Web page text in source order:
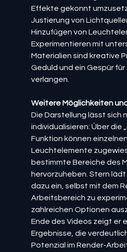
Effekte gekonnt
Justierung von
Hinzufügen von
Experimentieren mit
Materialien sind kreative
Geduld und ein Gespür
verlangen.
Weitere Möglichkeiten
Die Darstellung lässt sich
individualisieren: Über die
Funktion können
Leuchtelemente
bestimmte Bereiche des
hervorzuheben. Stern
dazu ein, selbst mit dem
Arbeitsbereich zu
zahlreichen Optionen
Ende des Videos zeigt er
Ergebnisse, die
Potenzial im Render-